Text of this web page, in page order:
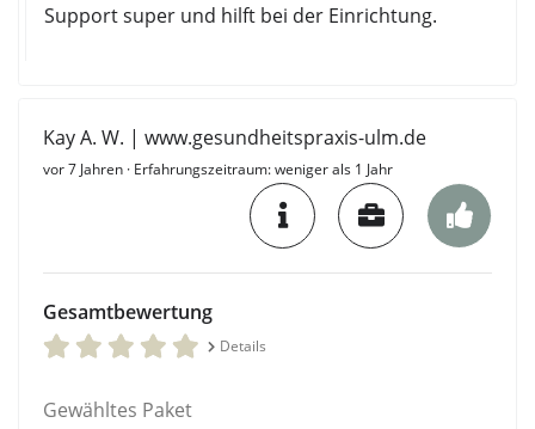
Support super und hilft bei der Einrichtung.
Kay A. W. | www.gesundheitspraxis-ulm.de
vor 7 Jahren · Erfahrungszeitraum: weniger als 1 Jahr
Gesamtbewertung
Details
Gewähltes Paket